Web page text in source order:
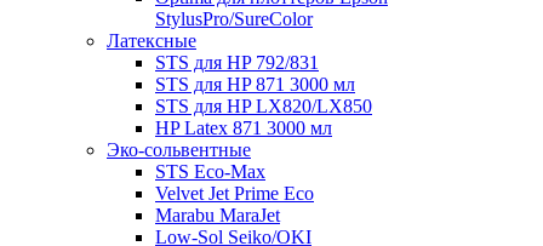
StylusPro/SureColor
Латексные
STS для HP 792/831
STS для HP 871 3000 мл
STS для HP LX820/LX850
HP Latex 871 3000 мл
Эко-сольвентные
STS Eco-Max
Velvet Jet Prime Eco
Marabu MaraJet
Low-Sol Seiko/OKI